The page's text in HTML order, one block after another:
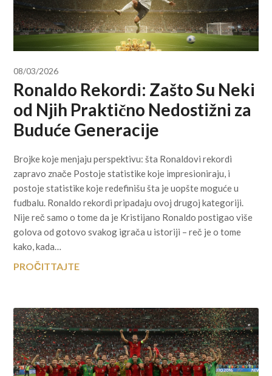
08/03/2026
Ronaldo Rekordi: Zašto Su Neki
od Njih Praktično Nedostižni za
Buduće Generacije
Brojke koje menjaju perspektivu: šta Ronaldovi rekordi
zapravo znače Postoje statistike koje impresioniraju, i
postoje statistike koje redefinišu šta je uopšte moguće u
fudbalu. Ronaldo rekordi pripadaju ovoj drugoj kategoriji.
Nije reč samo o tome da je Kristijano Ronaldo postigao više
golova od gotovo svakog igrača u istoriji – reč je o tome
kako, kada…
PROČITTAJTE